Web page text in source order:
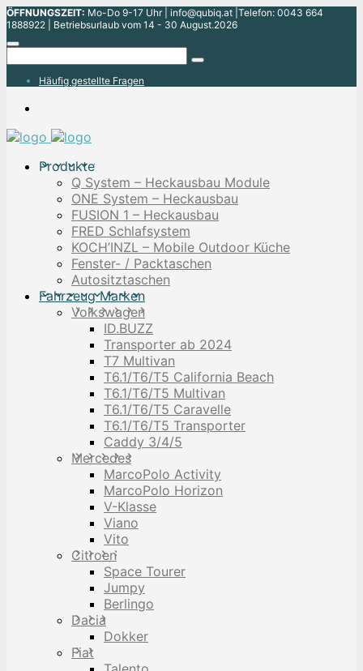
ÖFFNUNGSZEIT: Mo-Do 9-17 Uhr | info@qubiq.at |Telefon: 0043 664
1888922 | Betriebsurlaub vom 14 - 30 August.2026
Häufig gestellte Fragen
Produkte
Q System – Heckausbau Module
ONE System – Heckausbau
FUSION 1 – Heckausbau
FRED Schlafsystem
KOCH’INZL – Mobile Outdoor Küche
Fenster- / Packtaschen
Autositztaschen
Fahrzeug Marken
Volkswagen
ID.BUZZ
Transporter ab 2024
T7 Multivan
T6.1/T6/T5 California Beach
T6.1/T6/T5 Multivan
T6.1/T6/T5 Caravelle
T6.1/T6/T5 Transporter
Caddy 3/4/5
Mercedes
MarcoPolo Activity
MarcoPolo Horizon
V-Klasse
Viano
Vito
Citroen
Space Tourer
Jumpy
Berlingo
Dacia
Dokker
Fiat